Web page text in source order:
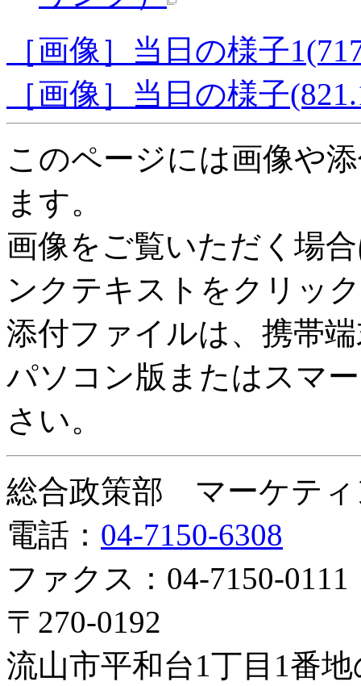
［画像］当日の様子
［画像］当日の様子
このページには画像や
ます。
画像をご覧いただく場
ンクテキストをクリッ
添付ファイルは、携帯
パソコン版またはスマ
さい。
総合政策部 マーケティ
電話： 04-7150-6308
ファクス：04-7150-0111
〒270-0192
流山市平和台1丁目1番